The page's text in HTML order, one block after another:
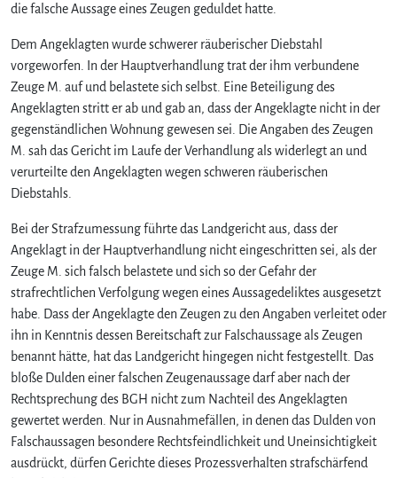
ä
u
n
g
,
w
d
r
A
n
g
e
k
g
t
e
d
die falsche Aussage eines Zeugen geduldet hatte.
Dem Angeklagten wurde schwerer räuberischer Diebstahl
vorgeworfen. In der Hauptverhandlung trat der ihm verbundene
Zeuge M. auf und belastete sich selbst. Eine Beteiligung des
Angeklagten stritt er ab und gab an, dass der Angeklagte nicht in der
gegenständlichen Wohnung gewesen sei. Die Angaben des Zeugen
M. sah das Gericht im Laufe der Verhandlung als widerlegt an und
verurteilte den Angeklagten wegen schweren räuberischen
Diebstahls.
Bei der Strafzumessung führte das Landgericht aus, dass der
Angeklagt in der Hauptverhandlung nicht eingeschritten sei, als der
Zeuge M. sich falsch belastete und sich so der Gefahr der
strafrechtlichen Verfolgung wegen eines Aussagedeliktes ausgesetzt
habe. Dass der Angeklagte den Zeugen zu den Angaben verleitet oder
ihn in Kenntnis dessen Bereitschaft zur Falschaussage als Zeugen
benannt hätte, hat das Landgericht hingegen nicht festgestellt. Das
bloße Dulden einer falschen Zeugenaussage darf aber nach der
Rechtsprechung des BGH nicht zum Nachteil des Angeklagten
gewertet werden. Nur in Ausnahmefällen, in denen das Dulden von
Falschaussagen besondere Rechtsfeindlichkeit und Uneinsichtigkeit
ausdrückt, dürfen Gerichte dieses Prozessverhalten strafschärfend